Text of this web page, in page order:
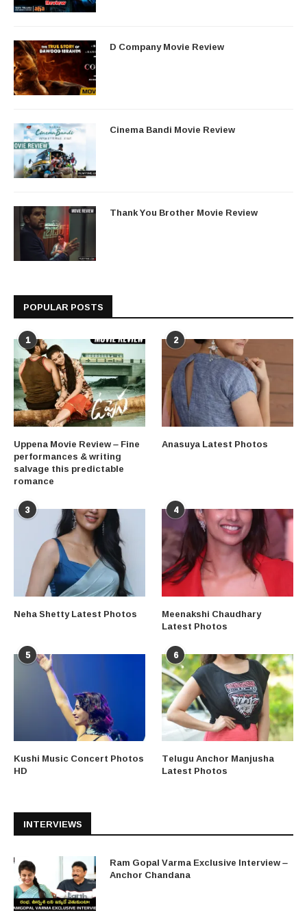
D Company Movie Review
Cinema Bandi Movie Review
Thank You Brother Movie Review
POPULAR POSTS
1
Uppena Movie Review – Fine
performances & writing
salvage this predictable
romance
2
Anasuya Latest Photos
3
Neha Shetty Latest Photos
4
Meenakshi Chaudhary
Latest Photos
5
Kushi Music Concert Photos
HD
6
Telugu Anchor Manjusha
Latest Photos
INTERVIEWS
Ram Gopal Varma Exclusive Interview –
Anchor Chandana